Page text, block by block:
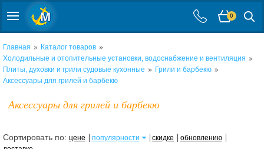
0
Главная » Каталог товаров »
Холодильные и отопительные установки, водоснабжение и вентиляция »
Плиты, духовки и грили судовые кухонные » Грили и барбекю »
Аксессуары для грилей и барбекю
Аксессуары для грилей и барбекю
Сортировать по: цене популярности скидке
обновлению